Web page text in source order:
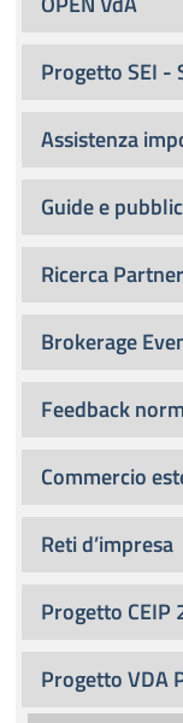
Progetto SEI -
Assistenza
Guide e
Ricerca
Brokerage
Feedback
Commercio
Reti d’impresa
Progetto CEIP
Progetto VDA